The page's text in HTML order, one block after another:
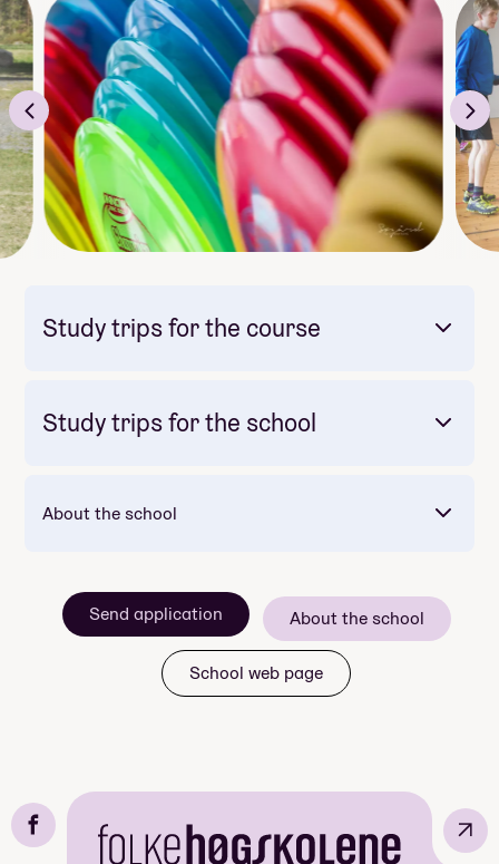
Study trips for the course
Mandatory: Yes
Price: Included in course price
Study trips for the school
About the school
Send application About the school
School web page
↗